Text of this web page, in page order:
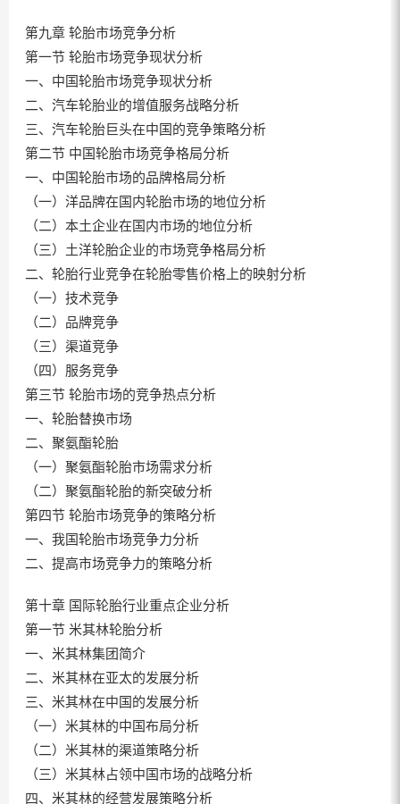
第九章 轮胎市场竞争分析
第一节 轮胎市场竞争现状分析
一、中国轮胎市场竞争现状分析
二、汽车轮胎业的增值服务战略分析
三、汽车轮胎巨头在中国的竞争策略分析
第二节 中国轮胎市场竞争格局分析
一、中国轮胎市场的品牌格局分析
（一）洋品牌在国内轮胎市场的地位分析
（二）本土企业在国内市场的地位分析
（三）土洋轮胎企业的市场竞争格局分析
二、轮胎行业竞争在轮胎零售价格上的映射分析
（一）技术竞争
（二）品牌竞争
（三）渠道竞争
（四）服务竞争
第三节 轮胎市场的竞争热点分析
一、轮胎替换市场
二、聚氨酯轮胎
（一）聚氨酯轮胎市场需求分析
（二）聚氨酯轮胎的新突破分析
第四节 轮胎市场竞争的策略分析
一、我国轮胎市场竞争力分析
二、提高市场竞争力的策略分析
第十章 国际轮胎行业重点企业分析
第一节 米其林轮胎分析
一、米其林集团简介
二、米其林在亚太的发展分析
三、米其林在中国的发展分析
（一）米其林的中国布局分析
（二）米其林的渠道策略分析
（三）米其林占领中国市场的战略分析
四、米其林的经营发展策略分析